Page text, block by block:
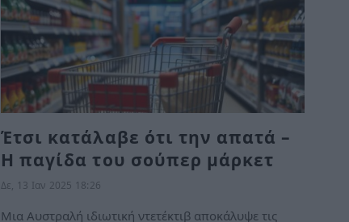
Έτσι κατάλαβε ότι την απατά –
Η παγίδα του σούπερ μάρκετ
Δε, 13 Ιαν 2025 18:26
Μια Αυστραλή ιδιωτική ντετέκτιβ αποκάλυψε τις